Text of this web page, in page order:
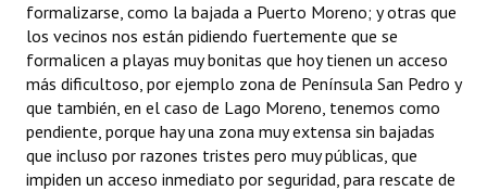
formalizarse, como la bajada a Puerto Moreno; y otras que
los vecinos nos están pidiendo fuertemente que se
formalicen a playas muy bonitas que hoy tienen un acceso
más dificultoso, por ejemplo zona de Península San Pedro y
que también, en el caso de Lago Moreno, tenemos como
pendiente, porque hay una zona muy extensa sin bajadas
que incluso por razones tristes pero muy públicas, que
impiden un acceso inmediato por seguridad, para rescate de